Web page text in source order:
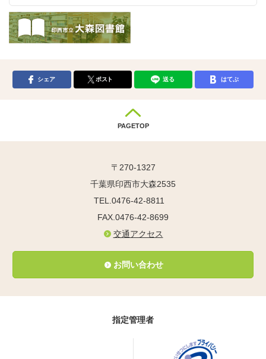
シェア ポスト 送る はてぶ
PAGETOP
〒270-1327
千葉県印西市大森2535
TEL.0476-42-8811
FAX.0476-42-8699
交通アクセス
お問い合わせ
指定管理者